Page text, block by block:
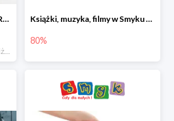
Simed Lakta Laktator ręczny LR-8 -34%
*najniższa cena z 30 dni przed obniżką
Książki, muzyka, filmy w Smyku do -80%
80%